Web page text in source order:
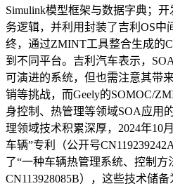
Simulink模型框架与数据字典；
务逻辑，并利用封装了吉利OS中
终，通过ZMINT工具整合生成的
到不同平台。吉利汽车表示，
可演进的系统，但也需注意其带
销等挑战，而Geely的SOMOC/
身控制、热管理等领域SOA应用
理领域技术积累深厚，2024年10
车辆”专利（公开号
了“一种车辆热管理系统、控制
CN113928085B），这些技术储